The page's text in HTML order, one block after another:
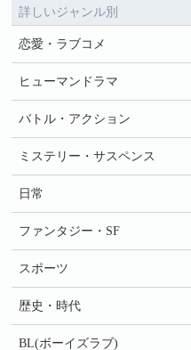
詳しいジャンル別
恋愛・ラブコメ
ヒューマンドラマ
バトル・アクション
ミステリー・サスペンス
日常
ファンタジー・SF
スポーツ
歴史・時代
BL(ボーイズラブ)